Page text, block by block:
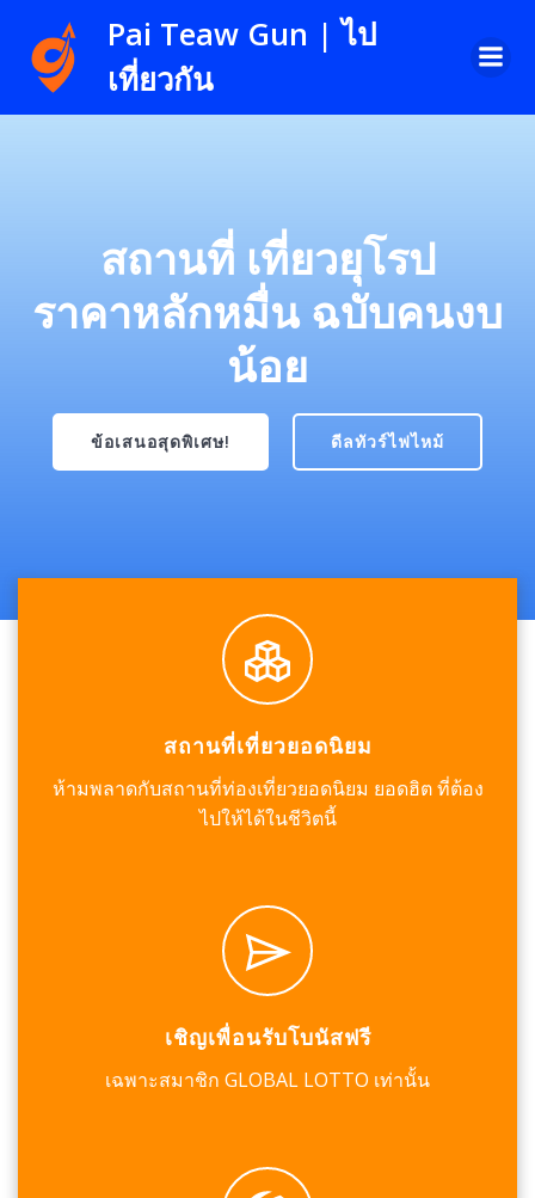
to
Pai Teaw Gun | ไป
เที่ยวกัน
สถานที่ เที่ยวยุโรป
ราคาหลักหมื่น ฉบับคนงบ
น้อย
ข้อเสนอสุดพิเศษ! ดีลทัวร์ไฟไหม้
สถานที่เที่ยวยอดนิยม
ห้ามพลาดกับสถานที่ท่องเที่ยวยอดนิยม ยอดฮิต ที่ต้อง
ไปให้ได้ในชีวิตนี้
เชิญเพื่อนรับโบนัสฟรี
เฉพาะสมาชิก GLOBAL LOTTO เท่านั้น